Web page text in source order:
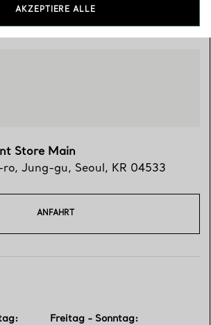
Sie uns
Store Main
ro, Jung-gu, Seoul, KR 04533
ANFAHRT
:
Freitag - Sonntag:
AKZEPTIERE ALLE